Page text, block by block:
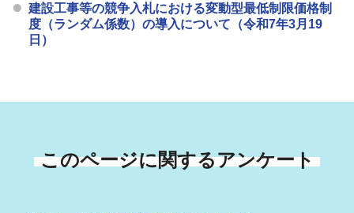
建設工事等の競争入札における変動型最低制限価格制
度（ランダム係数）の導入について（令和7年3月19
日）
このページに関するアンケート